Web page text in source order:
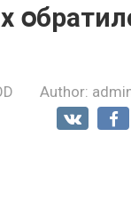
Author: